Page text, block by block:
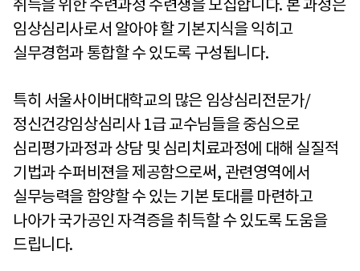
취득을 위한 수련과정 수련생을 모집합니다. 본 과정은
임상심리사로서 알아야 할 기본지식을 익히고
실무경험과 통합할 수 있도록 구성됩니다.
특히 서울사이버대학교의 많은 임상심리전문가/
정신건강임상심리사 1급 교수님들을 중심으로
심리평가과정과 상담 및 심리치료과정에 대해 실질적
기법과 수퍼비젼을 제공함으로써, 관련영역에서
실무능력을 함양할 수 있는 기본 토대를 마련하고
나아가 국가공인 자격증을 취득할 수 있도록 도움을
드립니다.